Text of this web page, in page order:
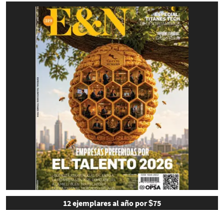
12 ejemplares al año por $75